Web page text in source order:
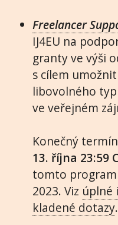
Freelancer
IJ4EU na
granty ve výši
s cílem
libovolného
ve veřejném
Konečný
13. října 23:59
tomto
2023. Viz úplné
kladené dotazy.